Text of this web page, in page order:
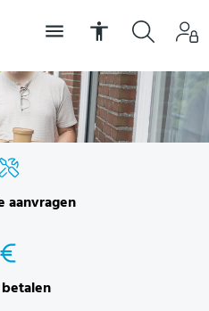
aanvragen